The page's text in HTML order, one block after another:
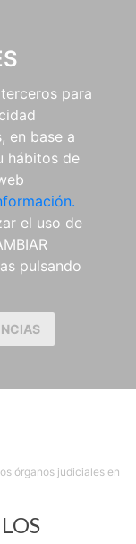
para
en base a
hábitos de
el uso de
pulsando
órganos judiciales en